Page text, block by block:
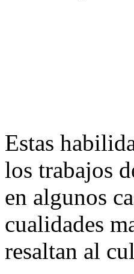
Estas
los trabajos
en algunos
cualidades
resaltan al